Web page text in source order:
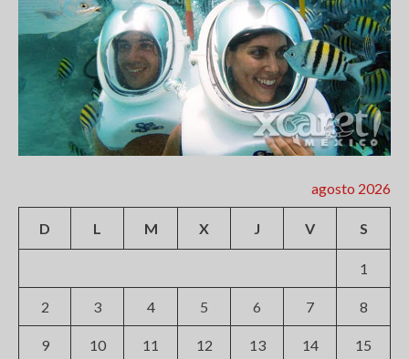
agosto 2026
D L M X J V S
1
2 3 4 5 6 7 8
9 10 11 12 13 14 15